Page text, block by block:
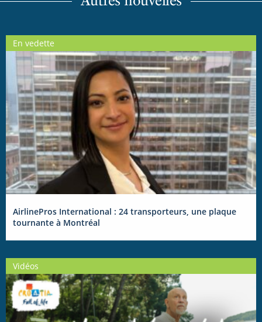
En vedette
AirlinePros International : 24 transporteurs, une plaque
tournante à Montréal
Vidéos